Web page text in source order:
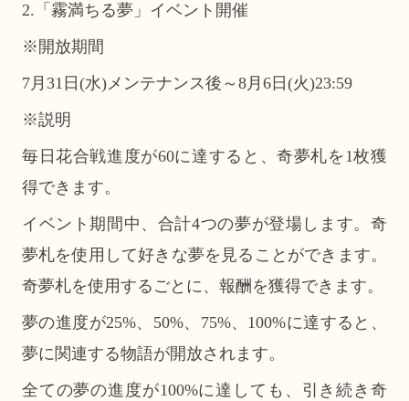
2.「霧満ちる夢」イベント開催
※開放期間
7月31日(水)メンテナンス後～8月6日(火)23:59
※説明
毎日花合戦進度が60に達すると、奇夢札を1枚獲
得できます。
イベント期間中、合計4つの夢が登場します。奇
夢札を使用して好きな夢を見ることができます。
奇夢札を使用するごとに、報酬を獲得できます。
夢の進度が25%、50%、75%、100%に達すると、
夢に関連する物語が開放されます。
全ての夢の進度が100%に達しても、引き続き奇